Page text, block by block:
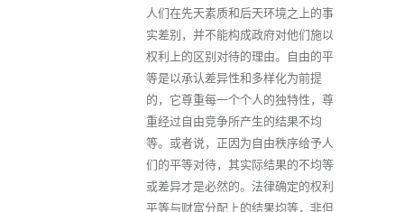
人们在先天素质和后天环境之上的事
实差别，并不能构成政府对他们施以
权利上的区别对待的理由。自由的平
等是以承认差异性和多样化为前提
的，它尊重每一个个人的独特性，尊
重经过自由竞争所产生的结果不均
等。或者说，正因为自由秩序给予人
们的平等对待，其实际结果的不均等
或差异才是必然的。法律确定的权利
平等与财富分配上的结果均等，非但